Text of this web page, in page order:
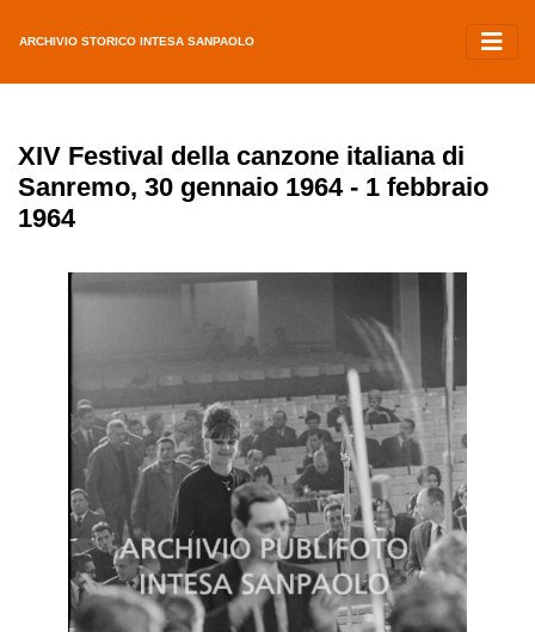
ARCHIVIO STORICO INTESA SANPAOLO
XIV Festival della canzone italiana di
Sanremo, 30 gennaio 1964 - 1 febbraio
1964